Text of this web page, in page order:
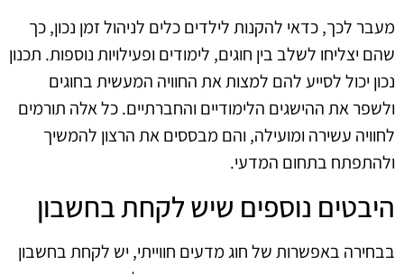
מעבר לכך, כדאי להקנות לילדים כלים לניהול זמן נכון, כך
שהם יצליחו לשלב בין חוגים, לימודים ופעילויות נוספות. תכנון
נכון יכול לסייע להם למצות את החוויה המעשית בחוגים
ולשפר את ההישגים הלימודיים והחברתיים. כל אלה תורמים
לחוויה עשירה ומועילה, והם מבססים את הרצון להמשיך
ולהתפתח בתחום המדעי.
היבטים נוספים שיש לקחת בחשבון
בבחירה באפשרות של חוג מדעים חווייתי, יש לקחת בחשבון